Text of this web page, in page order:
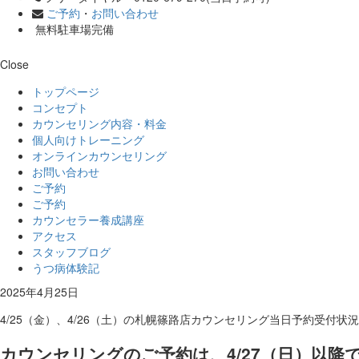
ご予約 ・ お問い合わせ
無料駐車場完備
Close
トップページ
コンセプト
カウンセリング内容・料金
個人向けトレーニング
オンラインカウンセリング
お問い合わせ
ご予約
ご予約
カウンセラー養成講座
アクセス
スタッフブログ
うつ病体験記
2025年4月25日
4/25（金）、4/26（土）の札幌篠路店カウンセリング当日予約受付状況
カウンセリングのご予約は、4/27（日）以降